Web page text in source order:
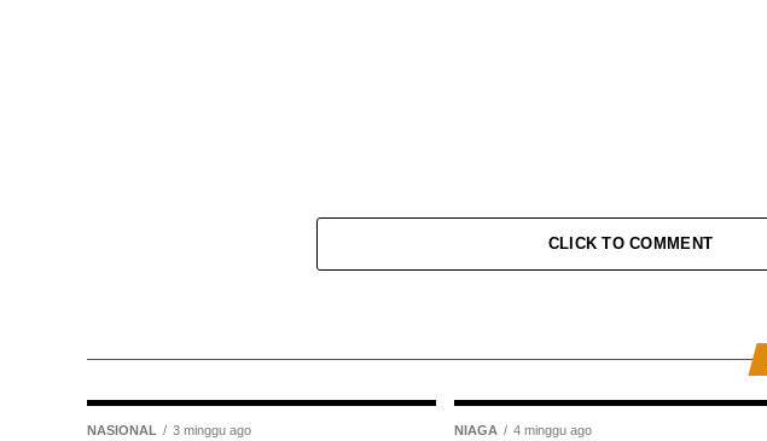
CLICK TO COMMENT
NASIONAL 3 minggu ago NIAGA 4 minggu ago